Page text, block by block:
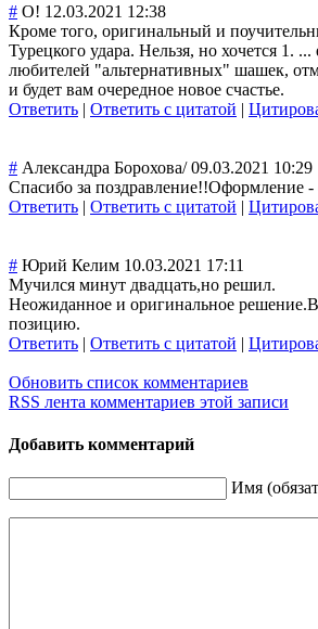
# О! 12.03.2021 12:38
Кроме того, оригинальный и
Турецкого удара. Нельзя, но хочется 1.
любителей "альтернативных" шашек,
и будет вам очередное новое счастье.
Ответить | Ответить с цитатой |
# Александра Борохова/ 09.03.2021 10:29
Спасибо за поздравление!!Оформление -
Ответить | Ответить с цитатой |
# Юрий Келим 10.03.2021 17:11
Мучился минут двадцать,но решил.
Неожиданное и оригинальное
позицию.
Ответить | Ответить с цитатой |
Обновить список комментариев
RSS лента комментариев этой записи
Добавить комментарий
Имя